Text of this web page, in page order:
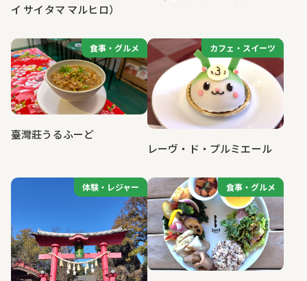
イ サイタマ マルヒロ）
食事・グルメ
食事・グルメ
臺灣莊うるふーど
カフェ・スイーツ
カフェ・スイーツ
レーヴ・ド・プルミエール
体験・レジャー
体験・レジャー 食事・グルメ
食事・グルメ